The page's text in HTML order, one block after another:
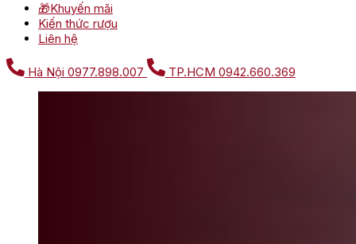
🎁Khuyến mãi
Kiến thức rượu
Liên hệ
Hà Nội 0977.898.007 TP.HCM 0942.660.369